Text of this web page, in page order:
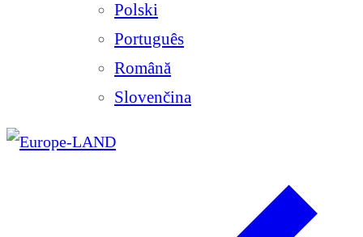
Polski
Português
Română
Slovenčina